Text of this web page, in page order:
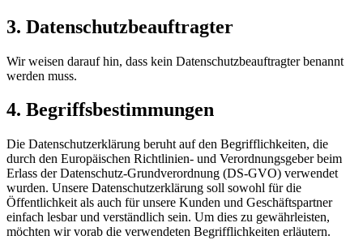
3. Datenschutzbeauftragter
Wir weisen darauf hin, dass kein Datenschutzbeauftragter benannt
werden muss.
4. Begriffsbestimmungen
Die Datenschutzerklärung beruht auf den Begrifflichkeiten, die
durch den Europäischen Richtlinien- und Verordnungsgeber beim
Erlass der Datenschutz-Grundverordnung (DS-GVO) verwendet
wurden. Unsere Datenschutzerklärung soll sowohl für die
Öffentlichkeit als auch für unsere Kunden und Geschäftspartner
einfach lesbar und verständlich sein. Um dies zu gewährleisten,
möchten wir vorab die verwendeten Begrifflichkeiten erläutern.